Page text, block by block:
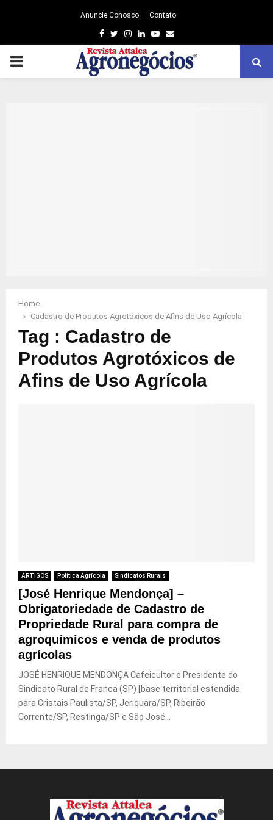
Anuncie Conosco Contato
Facebook
TwitterInstagram
LinkedinYoutube
Email
PRIMARY
Home
Cadastro de Produtos Agrotóxicos de Afins de Uso Agrícola
Tag : Cadastro de
Produtos Agrotóxicos de
Afins de Uso Agrícola
ARTIGOS Política Agrícola Sindicatos Rurais
[José Henrique Mendonça] –
Obrigatoriedade de Cadastro de
Propriedade Rural para compra de
agroquímicos e venda de produtos
agrícolas
JOSÉ HENRIQUE MENDONÇA Cafeicultor e Presidente do
Sindicato Rural de Franca (SP) [base territorial estendida
para Cristais Paulista/SP, Jeriquara/SP, Ribeirão
Corrente/SP, Restinga/SP e São José...